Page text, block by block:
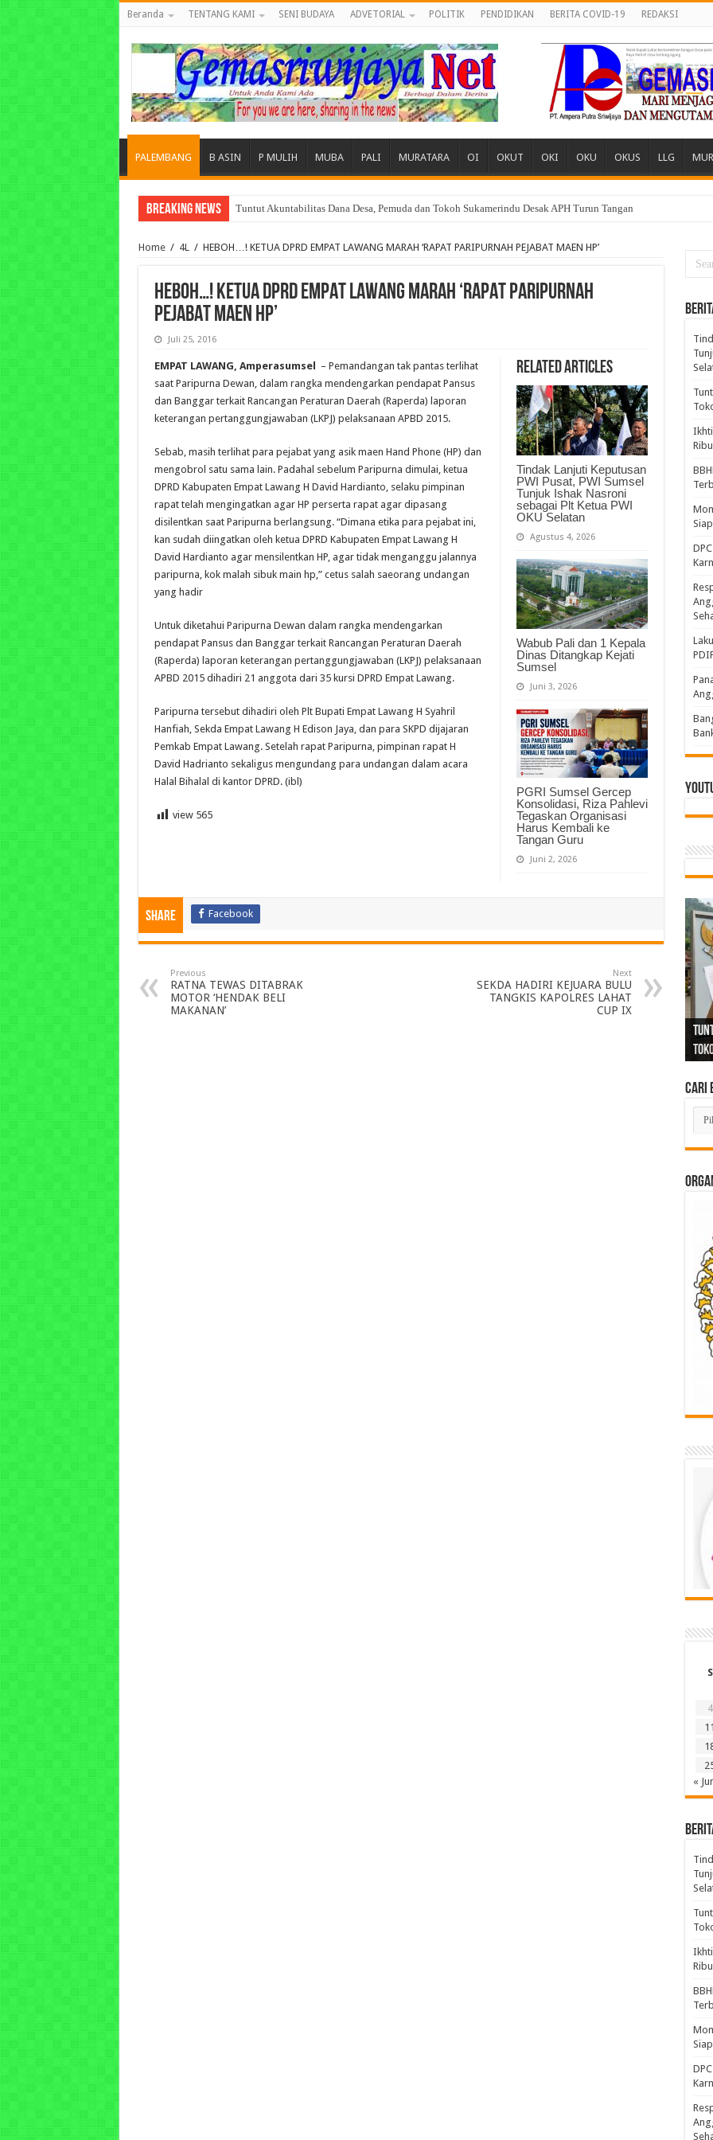
Beranda TENTANG KAMI SENI BUDAYA ADVETORIAL POLITIK PENDIDIKAN BERITA COVID-19 REDAKSI
PALEMBANG B ASIN P MULIH MUBA PALI MURATARA OI OKUT OKI OKU OKUS LLG
Breaking News Tuntut Akuntabilitas Dana Desa, Pemuda dan Tokoh Sukamerindu Desak APH Turun Tangan
Home / 4L / HEBOH…! KETUA DPRD EMPAT LAWANG MARAH ‘RAPAT PARIPURNAH PEJABAT MAEN HP’
HEBOH…! KETUA DPRD EMPAT LAWANG MARAH ‘RAPAT PARIPURNAH
PEJABAT MAEN HP’
Juli 25, 2016
Related Articles
Tindak Lanjuti Keputusan
PWI Pusat, PWI Sumsel
Tunjuk Ishak Nasroni
sebagai Plt Ketua PWI
OKU Selatan
Agustus 4, 2026
Wabub Pali dan 1 Kepala
Dinas Ditangkap Kejati
Sumsel
Juni 3, 2026
PGRI Sumsel Gercep
Konsolidasi, Riza Pahlevi
Tegaskan Organisasi
Harus Kembali ke
Tangan Guru
Juni 2, 2026
EMPAT LAWANG, Amperasumsel
– Pemandangan tak pantas terlihat
saat Paripurna Dewan, dalam rangka mendengarkan pendapat Pansus
dan Banggar terkait Rancangan Peraturan Daerah (Raperda) laporan
keterangan pertanggungjawaban (LKPJ) pelaksanaan APBD 2015.
Sebab, masih terlihat para pejabat yang asik maen Hand Phone (HP) dan
mengobrol satu sama lain. Padahal sebelum Paripurna dimulai, ketua
DPRD Kabupaten Empat Lawang H David Hardianto, selaku pimpinan
rapat telah mengingatkan agar HP perserta rapat agar dipasang
disilentkan saat Paripurna berlangsung. “Dimana etika para pejabat ini,
kan sudah diingatkan oleh ketua DPRD Kabupaten Empat Lawang H
David Hardianto agar mensilentkan HP, agar tidak menganggu jalannya
paripurna, kok malah sibuk main hp,” cetus salah saeorang undangan
yang hadir
Untuk diketahui Paripurna Dewan dalam rangka mendengarkan
pendapat Pansus dan Banggar terkait Rancangan Peraturan Daerah
(Raperda) laporan keterangan pertanggungjawaban (LKPJ) pelaksanaan
APBD 2015 dihadiri 21 anggota dari 35 kursi DPRD Empat Lawang.
Paripurna tersebut dihadiri oleh Plt Bupati Empat Lawang H Syahril
Hanfiah, Sekda Empat Lawang H Edison Jaya, dan para SKPD dijajaran
Pemkab Empat Lawang. Setelah rapat Paripurna, pimpinan rapat H
David Hadrianto sekaligus mengundang para undangan dalam acara
Halal Bihalal di kantor DPRD. (ibl)
view 565
Share Facebook
Previous
RATNA TEWAS DITABRAK
MOTOR ‘HENDAK BELI
MAKANAN’
Next
SEKDA HADIRI KEJUARA BULU
TANGKIS KAPOLRES LAHAT
CUP IX
Cari
Cari
di
S
4
11
«